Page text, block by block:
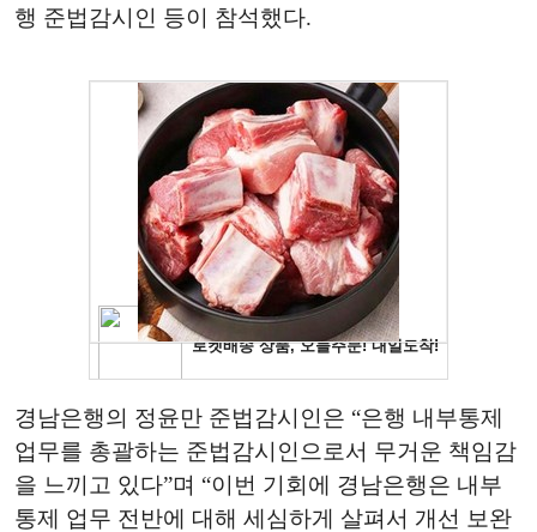
행 준법감시인 등이 참석했다.
경남은행의 정윤만 준법감시인은 “은행 내부통제
업무를 총괄하는 준법감시인으로서 무거운 책임감
을 느끼고 있다”며 “이번 기회에 경남은행은 내부
통제 업무 전반에 대해 세심하게 살펴서 개선 보완